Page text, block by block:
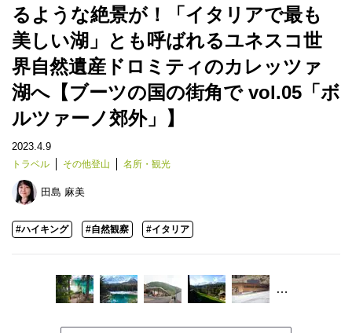
るような絶景が！「イタリアで最も
美しい湖」とも呼ばれるユネスコ世
界自然遺産ドロミティのカレッツァ
湖へ【ブーツの国の街角で vol.05「ボ
ルツァーノ郊外」】
2023.4.9
トラベル その他登山 名所・観光
田島 麻美
#ハイキング #自然観察 #イタリア
…